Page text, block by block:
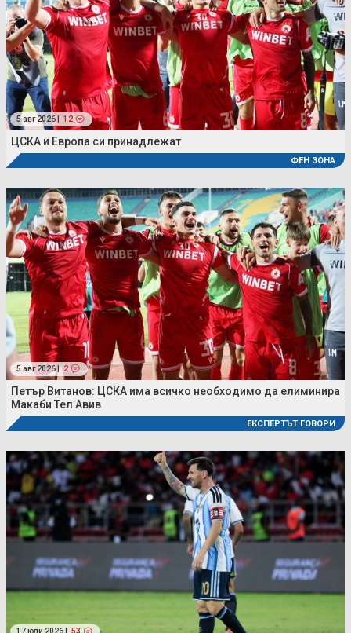
5 авг 2026 | 12
ЦСКА и Европа си принадлежат
ФЕН ЗОНА
5 авг 2026 | 2
Петър Витанов: ЦСКА има всичко необходимо да елиминира
Макаби Тел Авив
ЕКСПЕРТЪТ ГОВОРИ